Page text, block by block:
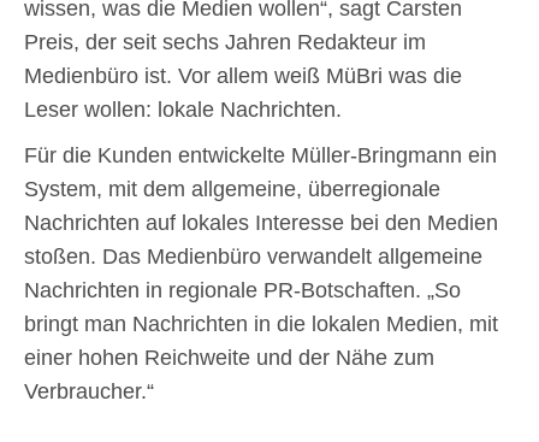
wissen, was die Medien wollen“, sagt Carsten
Preis, der seit sechs Jahren Redakteur im
Medienbüro ist. Vor allem weiß MüBri was die
Leser wollen: lokale Nachrichten.
Für die Kunden entwickelte Müller-Bringmann ein
System, mit dem allgemeine, überregionale
Nachrichten auf lokales Interesse bei den Medien
stoßen. Das Medienbüro verwandelt allgemeine
Nachrichten in regionale PR-Botschaften. „So
bringt man Nachrichten in die lokalen Medien, mit
einer hohen Reichweite und der Nähe zum
Verbraucher.“